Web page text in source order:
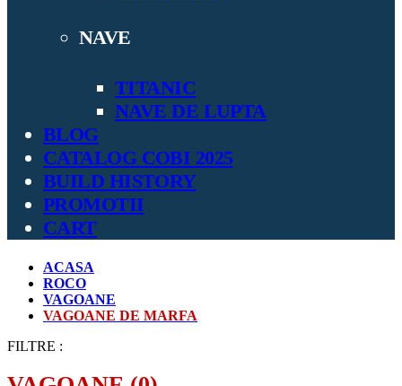
NAVE
TITANIC
NAVE DE LUPTA
BLOG
CATALOG COBI 2025
BUILD HISTORY
PROMOTII
CART
ACASA
ROCO
VAGOANE
VAGOANE DE MARFA
FILTRE :